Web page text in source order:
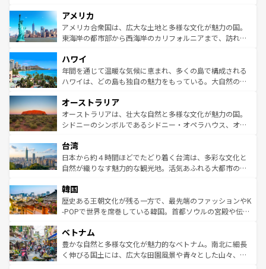
ンツ一覧を参照してほしい。
の建物がそのまま残る町や、スイスならではのユニークな
博物館もあり、アルプス観光だけでなく町歩きも満喫する
ことができる。国民の所得が高いため物価も高いが、旅行
ば市内交通費無料で観光を楽しむこともできる。 なお、新
着のスイス情報はコンテンツ一覧 を参照してほしい。
アメリカ
アメリカ合衆国は、広大な土地と多様な文化が魅力の国。
東海岸の都市部から西海岸のカリフォルニアまで、訪れる
のような巨大都市は、観光、ショッピング、エンターテイ
ンメントが詰まった刺激的なスポットだ。一方、アメリカ
西部には大自然が広がり、グランドキャニオンやイエロー
部のニューオーリンズでは、音楽と美食が融合した独特の
文化が魅力。旅行者はアメリカの各地域で異なる魅力を楽
しみながら、その多様性と豊かな歴史を感じることができ
ならではの贅沢な旅のスタイルだ。 なお、新着のアメリカ
情報はコンテンツ一覧を参照してほしい。
ハワイ
年間を通じて温暖な気候に恵まれ、多くの島で構成される
ハワイは、どの島も独自の魅力をもっている。大自然の神
ワイ島は見逃せない。また、定番の観光地といえばオアフ
島だが、静かな自然を求めるならマウイ島やカウアイ島が
おすすめ。エメラルドグリーンに輝く海をはじめ、豊かな
れるおもてなしの心で訪れる人々を迎えてくれるハワイの
人々、おいしいローカルフードやハワイアンミュージッ
ク、伝統的なフラダンスなど、すべてがハワイの魅力を彩
ワイを、存分に味わってほしい。 なお、新着のハワイ情報
はコンテンツ一覧を参照してほしい。
オーストラリア
オーストラリアは、壮大な自然と多様な文化が魅力の国。
シドニーのシンボルであるシドニー・オペラハウス、オー
リアリーフや大陸中央部にそびえるウルル（エアーズロッ
ク）、タスマニアの美しい原生林やケアンズの熱帯雨林な
ど、見どころがたくさん。また、カフェやワイン、オージ
いる。アクティビティも充実しており、サーフィンやダイ
ビング、ハイキングなど、アウトドア好きにはたまらな
い。オーストラリアの多彩な魅力を存分に味わいつくそ
参照してほしい。
台湾
日本から約４時間ほどでたどり着く台湾は、多彩な文化と
自然が織りなす魅力的な観光地。活気あふれる大都市の台
ン）、静ひつな山岳地帯である台湾東部など、都市の喧騒
と山間の静けさが共存しており、訪れる人に新しい発見と
驚きをもたらしてくれる。また、奥深い台湾の食文化も魅
容にもいいと評判のスイーツなど、バラエティ豊かな料理
が味わえる。 なお、新着の台湾情報は コンテンツ一覧を参
照してほしい。
韓国
歴史ある王朝文化が残る一方で、最先端のファッションやK
-POPで世界を席巻している韓国。首都ソウルの宮殿や伝統
き、地方に足を延ばせば四季折々の自然美を楽しむことが
できる。そして、キムチや焼肉、絶品のストリートフード
まで、さまざまな韓国料理が待っている。夜には、韓国な
ベトナム
豊かな自然と多様な文化が魅力的なベトナム。南北に細長
く伸びる国土には、広大な田園風景や青々とした山々、世